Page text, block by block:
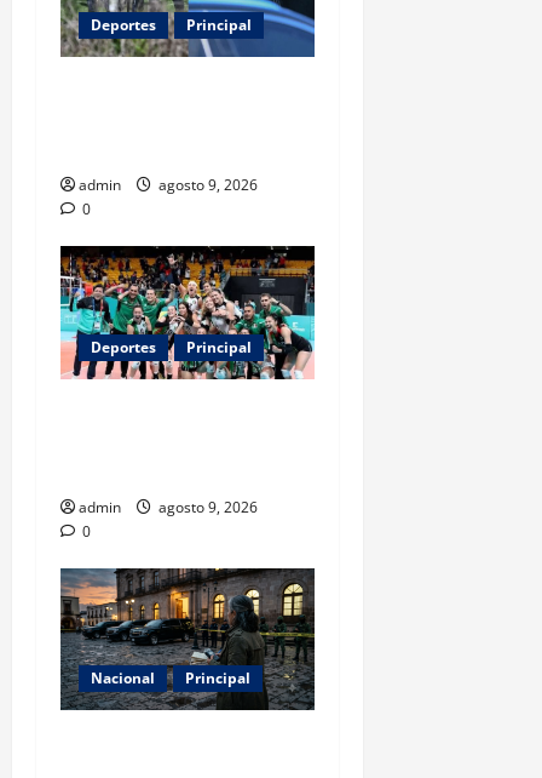
Deportes Principal
admin
agosto 9, 2026
0
Deportes Principal
admin
agosto 9, 2026
0
Nacional Principal